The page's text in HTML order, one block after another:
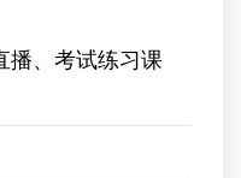
播、考试练习课